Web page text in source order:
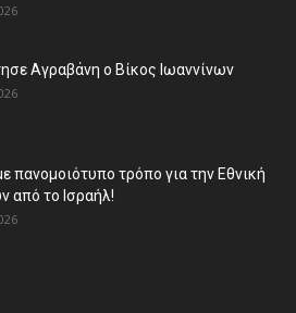
Αγραβάνη ο Βίκος Ιωαννίνων
πανομοιότυπο τρόπο για την Εθνική
από το Ισραήλ!